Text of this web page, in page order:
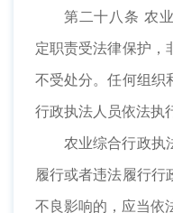
第二十八条 农
定职责受法律保护，
不受处分。任何组织
行政执法人员依法执
农业综合行政执
履行或者违法履行行
不良影响的，应当依